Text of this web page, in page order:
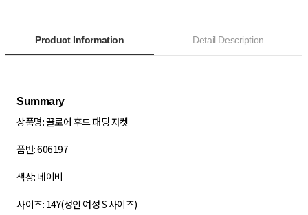
Product Information Detail Description
Summary
상품명: 끌로에 후드 패딩 자켓
품번: 606197
색상: 네이비
사이즈: 14Y(성인 여성 S 사이즈)